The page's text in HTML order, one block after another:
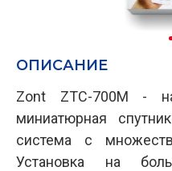
ОПИСАНИЕ
Zont ZTC-700M -
миниатюрная
система с
Установка на